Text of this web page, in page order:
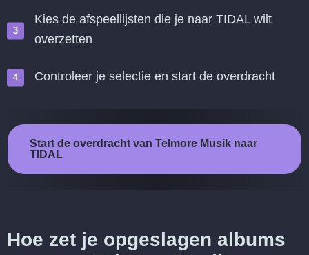
Kies de afspeellijsten die je naar TIDAL wilt
overzetten
Controleer je selectie en start de overdracht
Start de overdracht van Telmore Musik naar
TIDAL
Hoe zet je opgeslagen albums